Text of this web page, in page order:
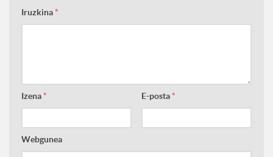
Iruzkina*
Izena* E-posta*
Webgunea